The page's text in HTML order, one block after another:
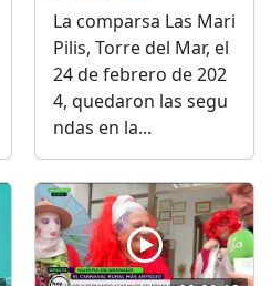
La comparsa Las Mari
Pilis, Torre del Mar, el
24 de febrero de 202
4, quedaron las segu
ndas en la...